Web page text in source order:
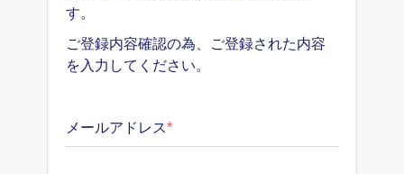
す。
ご登録内容確認の為、ご登録された内容
を入力してください。
メールアドレス*